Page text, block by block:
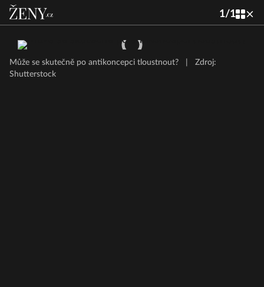
1/1
Může se skutečně po antikoncepci tloustnout?
Zdroj:
Shutterstock